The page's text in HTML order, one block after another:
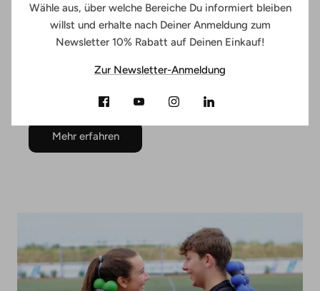
Wähle aus, über welche Bereiche Du informiert bleiben
willst und erhalte nach Deiner Anmeldung zum
Newsletter 10% Rabatt auf Deinen Einkauf!
Zur Newsletter-Anmeldung
PILATES FOR PROFESSIONALS
Mit dem Pilates-Gerätetraining kannst Du als
Studioinhaber, Trainer oder Physiotherapeut mit der
Mehr erfahren